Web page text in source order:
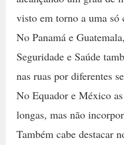
visto em torno a uma só
No Panamá e
Seguridade e Saúde
nas ruas por diferentes
No Equador e México
longas, mas não
Também cabe destacar